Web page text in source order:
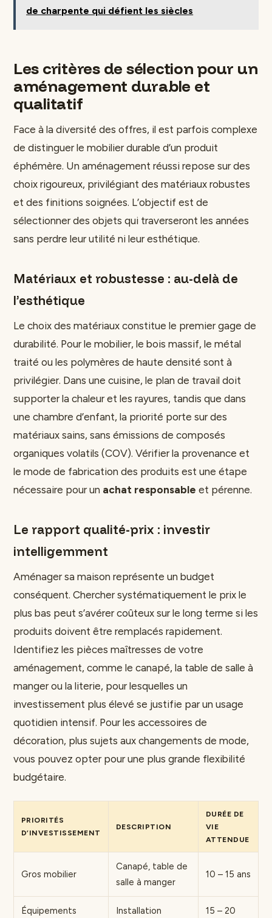
de charpente qui défient les siècles
Les critères de sélection pour un
aménagement durable et
qualitatif
Face à la diversité des offres, il est parfois complexe
de distinguer le mobilier durable d’un produit
éphémère. Un aménagement réussi repose sur des
choix rigoureux, privilégiant des matériaux robustes
et des finitions soignées. L’objectif est de
sélectionner des objets qui traverseront les années
sans perdre leur utilité ni leur esthétique.
Matériaux et robustesse : au-delà de
l’esthétique
Le choix des matériaux constitue le premier gage de
durabilité. Pour le mobilier, le bois massif, le métal
traité ou les polymères de haute densité sont à
privilégier. Dans une cuisine, le plan de travail doit
supporter la chaleur et les rayures, tandis que dans
une chambre d’enfant, la priorité porte sur des
matériaux sains, sans émissions de composés
organiques volatils (COV). Vérifier la provenance et
le mode de fabrication des produits est une étape
nécessaire pour un achat responsable et pérenne.
Le rapport qualité-prix : investir
intelligemment
Aménager sa maison représente un budget
conséquent. Chercher systématiquement le prix le
plus bas peut s’avérer coûteux sur le long terme si les
produits doivent être remplacés rapidement.
Identifiez les pièces maîtresses de votre
aménagement, comme le canapé, la table de salle à
manger ou la literie, pour lesquelles un
investissement plus élevé se justifie par un usage
quotidien intensif. Pour les accessoires de
décoration, plus sujets aux changements de mode,
vous pouvez opter pour une plus grande flexibilité
budgétaire.
PRIORITÉS
D’INVESTISSEMENT
DESCRIPTION
DURÉE DE
VIE
ATTENDUE
Gros mobilier
Canapé, table de
salle à manger
10 – 15 ans
Équipements
Installation
15 – 20